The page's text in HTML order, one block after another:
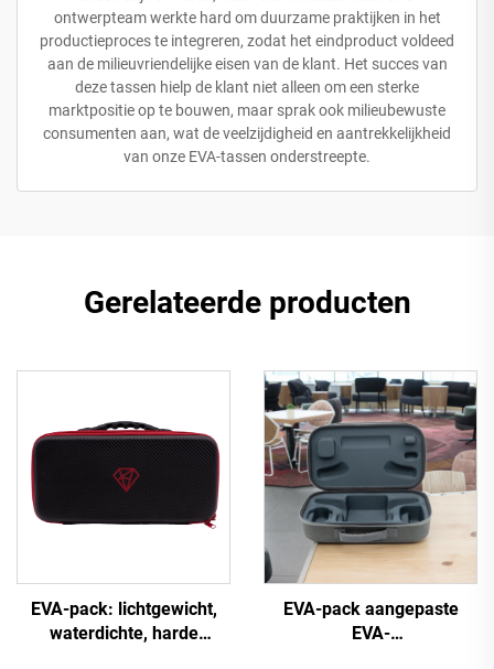
ontwerpteam werkte hard om duurzame praktijken in het
productieproces te integreren, zodat het eindproduct voldeed
aan de milieuvriendelijke eisen van de klant. Het succes van
deze tassen hielp de klant niet alleen om een sterke
marktpositie op te bouwen, maar sprak ook milieubewuste
consumenten aan, wat de veelzijdigheid en aantrekkelijkheid
van onze EVA-tassen onderstreepte.
Gerelateerde producten
EVA-pack: lichtgewicht,
waterdichte, harde
EVA-pack aangepaste
EVA-